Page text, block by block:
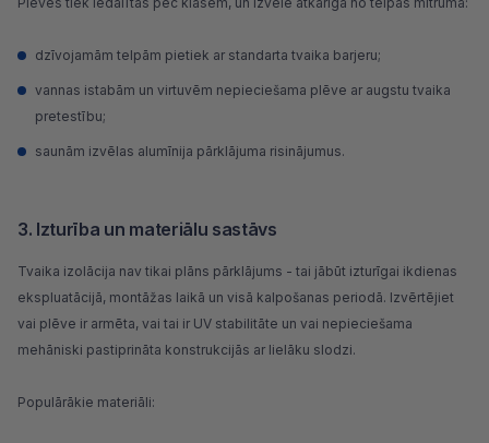
dzīvojamām telpām pietiek ar standarta tvaika barjeru;
vannas istabām un virtuvēm nepieciešama plēve ar augstu tvaika
pretestību;
saunām izvēlas alumīnija pārklājuma risinājumus.
3. Izturība un materiālu sastāvs
Tvaika izolācija nav tikai plāns pārklājums - tai jābūt izturīgai ikdienas
ekspluatācijā, montāžas laikā un visā kalpošanas periodā. Izvērtējiet
vai plēve ir armēta, vai tai ir UV stabilitāte un vai nepieciešama
mehāniski pastiprināta konstrukcijās ar lielāku slodzi.
Populārākie materiāli: